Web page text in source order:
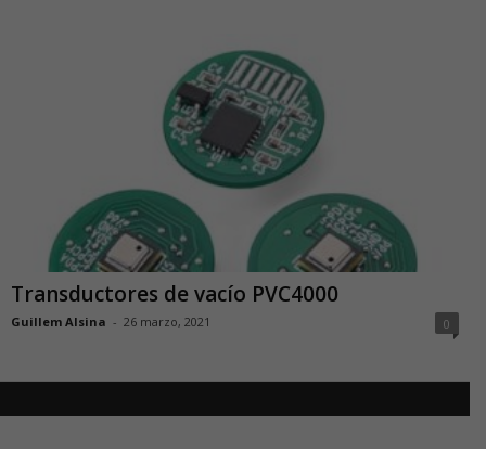
Transductores de vacío PVC4000
Guillem Alsina - 26 marzo, 2021 0